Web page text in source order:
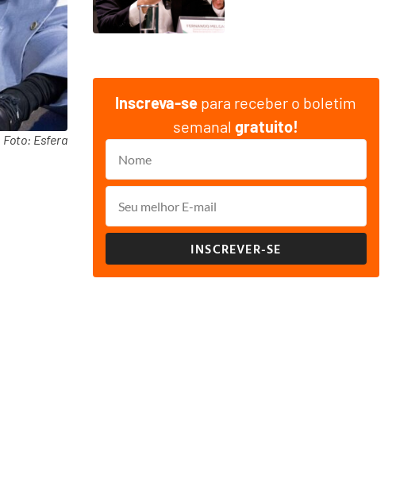
Foto: Esfera
Inscreva-se para receber o boletim
semanalgratuito!
INSCREVER-SE